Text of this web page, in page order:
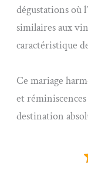
dégustations où
similaires aux
caractéristique
Ce mariage
et
destination